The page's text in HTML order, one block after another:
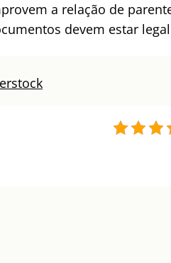
a relação de
devem estar